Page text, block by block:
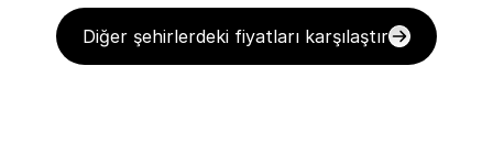
Diğer şehirlerdeki fiyatları karşılaştır